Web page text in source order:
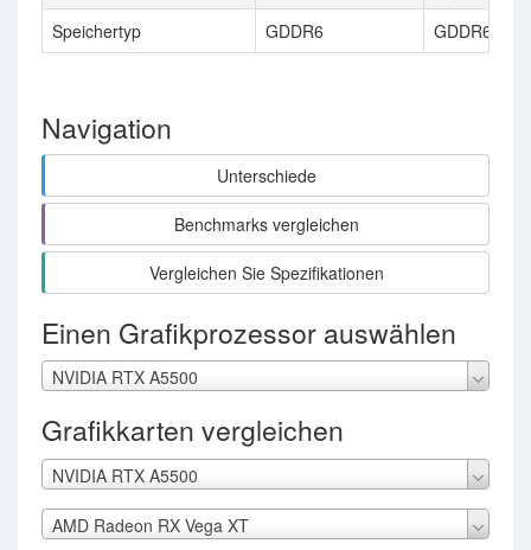
Speichertyp
GDDR6 GDDR6
Navigation
Unterschiede
Benchmarks vergleichen
Vergleichen Sie Spezifikationen
Einen Grafikprozessor auswählen
NVIDIA RTX A5500
Grafikkarten vergleichen
NVIDIA RTX A5500
AMD Radeon RX Vega XT